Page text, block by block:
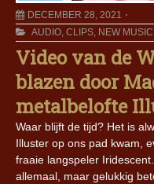
DECEMBER 28, 2021
AUDIO, CLIPS, NEW MUSIC
Video van de
blazen door
metalbelofte
Waar blijft de tijd? Het is
Illuster op ons pad kwam,
fraaie langspeler
allemaal, maar gelukkig